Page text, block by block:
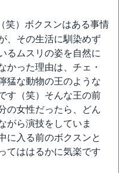
笑）ボクスンはある事情
、その生活に馴染めず
るムスリの姿を自然に
かった理由は、チェ・
猛な動物の王のような
す（笑）そんな王の前
の女性だったら、どん
がら演技をしていま
に入る前のボクスンと
てははるかに気楽です